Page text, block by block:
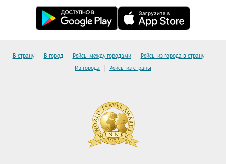
В страну | В город | Рейсы между городами | Рейсы из города в страну |
Из города | Рейсы из страны